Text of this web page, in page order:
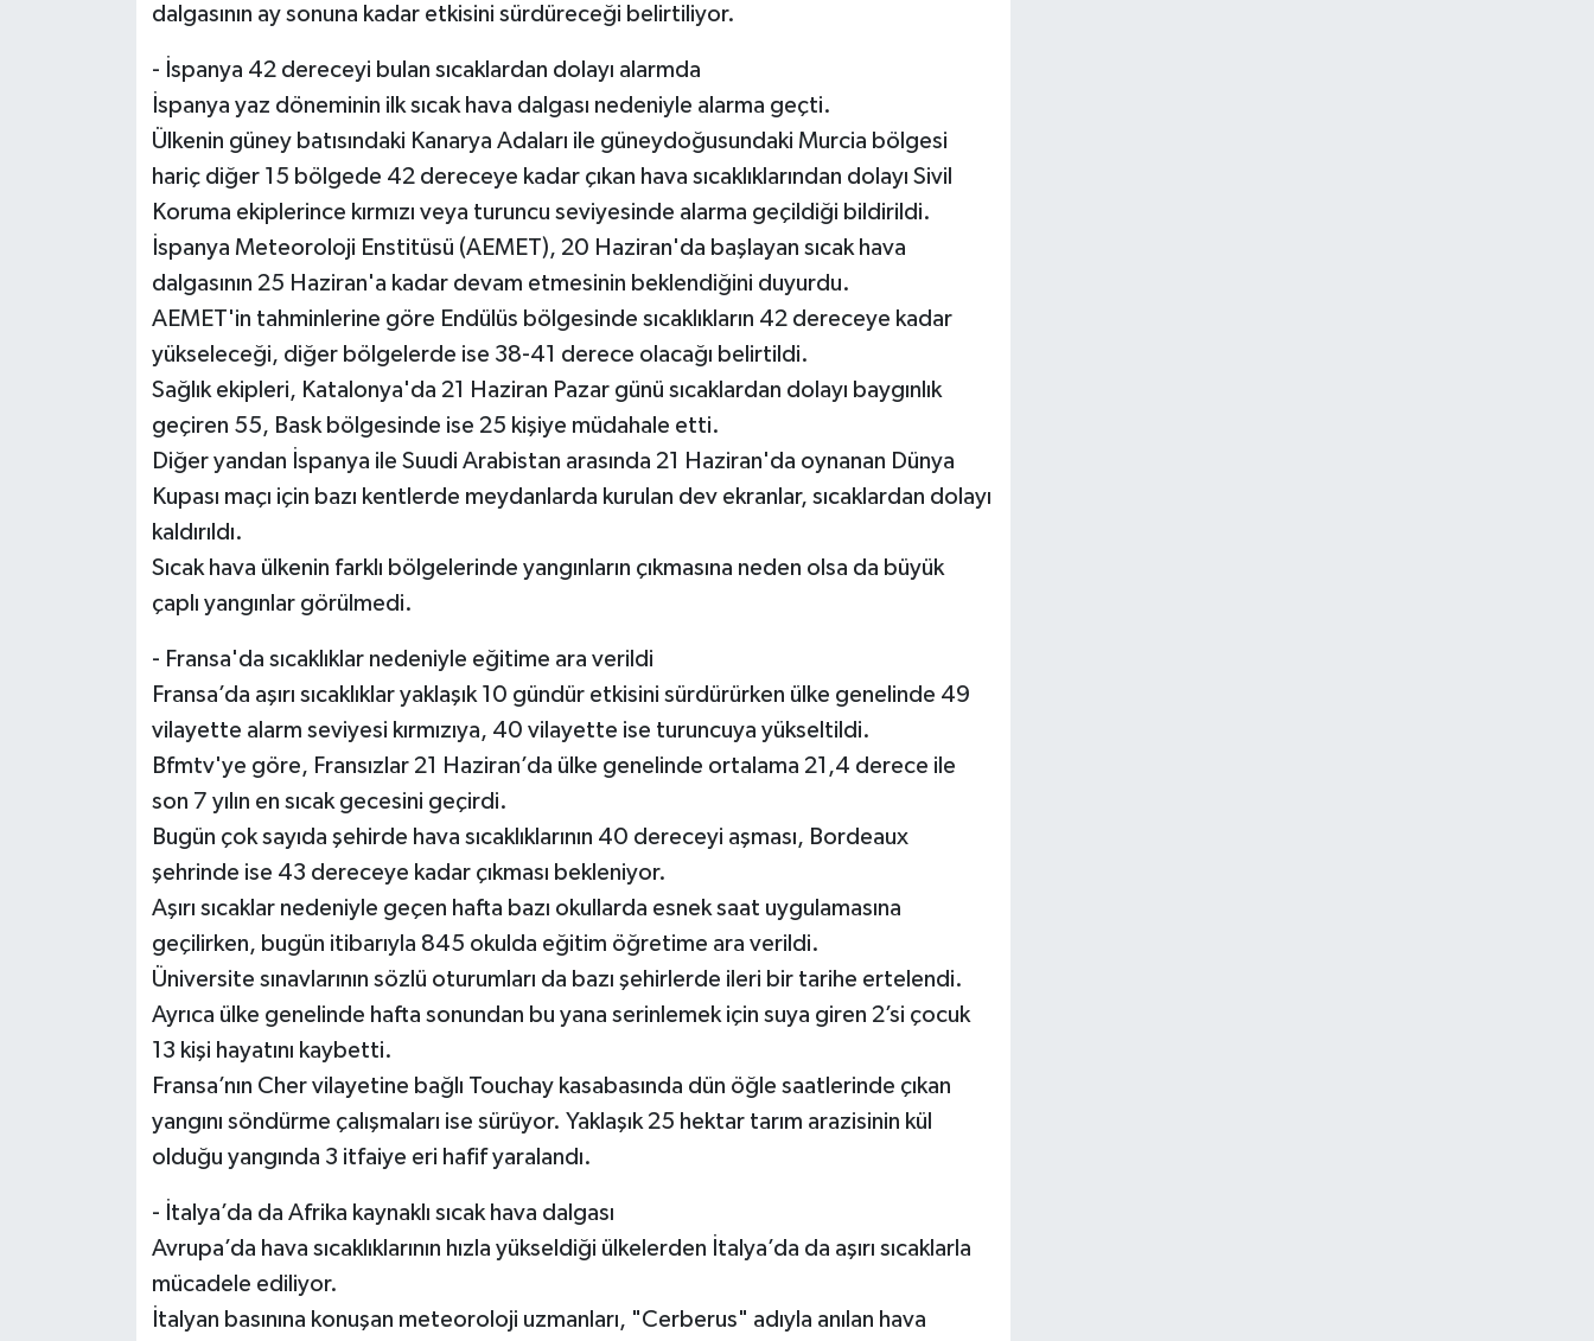
dalgasının ay sonuna kadar etkisini sürdüreceği belirtiliyor.
- İspanya 42 dereceyi bulan sıcaklardan dolayı alarmda
İspanya yaz döneminin ilk sıcak hava dalgası nedeniyle alarma geçti.
Ülkenin güney batısındaki Kanarya Adaları ile güneydoğusundaki Murcia bölgesi
hariç diğer 15 bölgede 42 dereceye kadar çıkan hava sıcaklıklarından dolayı Sivil
Koruma ekiplerince kırmızı veya turuncu seviyesinde alarma geçildiği bildirildi.
İspanya Meteoroloji Enstitüsü (AEMET), 20 Haziran'da başlayan sıcak hava
dalgasının 25 Haziran'a kadar devam etmesinin beklendiğini duyurdu.
AEMET'in tahminlerine göre Endülüs bölgesinde sıcaklıkların 42 dereceye kadar
yükseleceği, diğer bölgelerde ise 38-41 derece olacağı belirtildi.
Sağlık ekipleri, Katalonya'da 21 Haziran Pazar günü sıcaklardan dolayı baygınlık
geçiren 55, Bask bölgesinde ise 25 kişiye müdahale etti.
Diğer yandan İspanya ile Suudi Arabistan arasında 21 Haziran'da oynanan Dünya
Kupası maçı için bazı kentlerde meydanlarda kurulan dev ekranlar, sıcaklardan dolayı
kaldırıldı.
Sıcak hava ülkenin farklı bölgelerinde yangınların çıkmasına neden olsa da büyük
çaplı yangınlar görülmedi.
- Fransa'da sıcaklıklar nedeniyle eğitime ara verildi
Fransa’da aşırı sıcaklıklar yaklaşık 10 gündür etkisini sürdürürken ülke genelinde 49
vilayette alarm seviyesi kırmızıya, 40 vilayette ise turuncuya yükseltildi.
Bfmtv'ye göre, Fransızlar 21 Haziran’da ülke genelinde ortalama 21,4 derece ile
son 7 yılın en sıcak gecesini geçirdi.
Bugün çok sayıda şehirde hava sıcaklıklarının 40 dereceyi aşması, Bordeaux
şehrinde ise 43 dereceye kadar çıkması bekleniyor.
Aşırı sıcaklar nedeniyle geçen hafta bazı okullarda esnek saat uygulamasına
geçilirken, bugün itibarıyla 845 okulda eğitim öğretime ara verildi.
Üniversite sınavlarının sözlü oturumları da bazı şehirlerde ileri bir tarihe ertelendi.
Ayrıca ülke genelinde hafta sonundan bu yana serinlemek için suya giren 2’si çocuk
13 kişi hayatını kaybetti.
Fransa’nın Cher vilayetine bağlı Touchay kasabasında dün öğle saatlerinde çıkan
yangını söndürme çalışmaları ise sürüyor. Yaklaşık 25 hektar tarım arazisinin kül
olduğu yangında 3 itfaiye eri hafif yaralandı.
- İtalya’da da Afrika kaynaklı sıcak hava dalgası
Avrupa’da hava sıcaklıklarının hızla yükseldiği ülkelerden İtalya’da da aşırı sıcaklarla
mücadele ediliyor.
İtalyan basınına konuşan meteoroloji uzmanları, "Cerberus" adıyla anılan hava